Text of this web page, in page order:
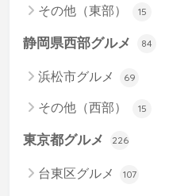
その他（東部） 15
静岡県西部グルメ 84
浜松市グルメ 69
その他（西部） 15
東京都グルメ 226
台東区グルメ 107